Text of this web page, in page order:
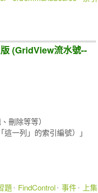
(GridView流水號--
刪除等等）
一列」的索引編號）」
題 FindControl 事件
上集